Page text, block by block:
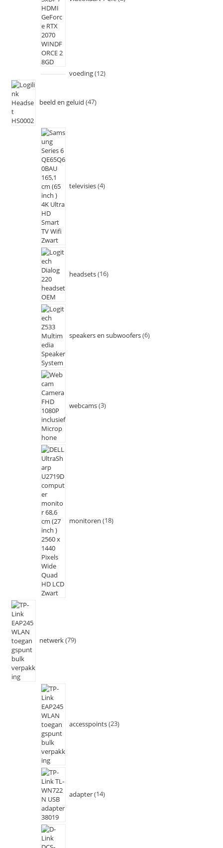
voeding 12
beeld en geluid 47
televisies 4
headsets 16
speakers en subwoofers 6
webcams 3
monitoren 18
netwerk 79
accesspoints 23
adapter 14